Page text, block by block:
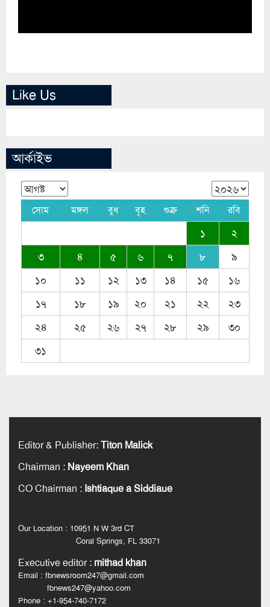
Like Us
আর্কাইভ
সোম মঙ্গল বুধ বৃহ শুক্র শনি রবি
১
২
৩
৪ ৫ ৬ ৭ ৮
৯
১০
১১ ১২ ১৩ ১৪ ১৫
১৬
১৭
১৮ ১৯ ২০ ২১ ২২
২৩
২৪
২৫ ২৬ ২৭ ২৮ ২৯
৩০
৩১
Editor & Publisher:Titon Malick
Chairman : Nayeem Khan
CO Chairman : Ishtiaque a Siddiaue
Our Location : 10951 N W 3rd CT
Coral Springs, FL 33071
Executive editor: mithad khan
Email : fbnewsroom247@gmail.com
fbnews247@yahoo.com
Phone : +1-954-740-7172